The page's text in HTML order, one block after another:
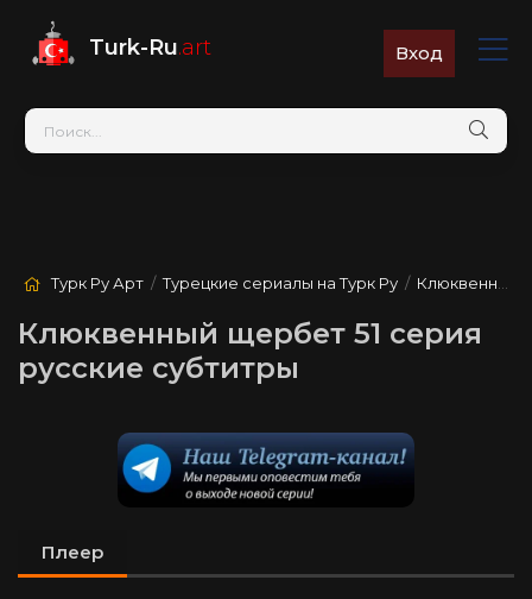
Turk-Ru.art Вход
Турк Ру Арт /Турецкие сериалы на Турк Ру / Клюквенный щербет
Клюквенный щербет 51 серия
русские субтитры
Плеер